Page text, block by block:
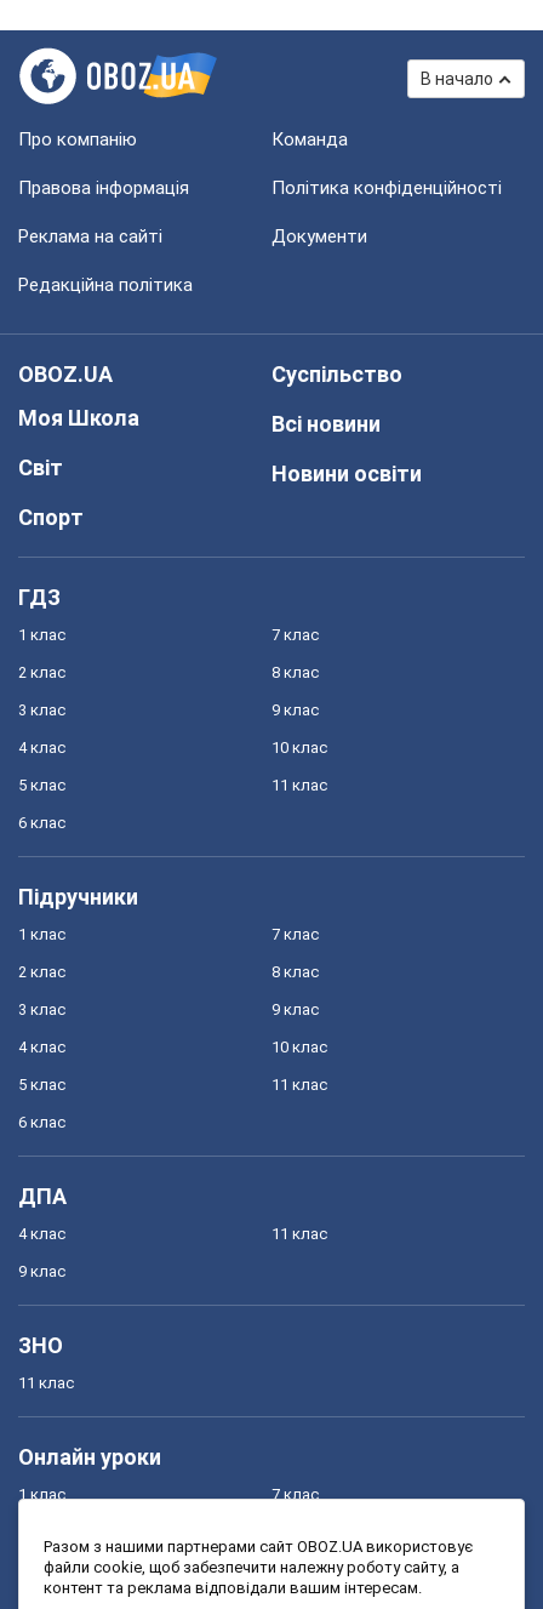
В начало
Про компанію Команда
Правова інформація Політика конфіденційності
Реклама на сайті Документи
Редакційна політика
OBOZ.UA
Моя Школа
Світ
Спорт
Суспільство
Всі новини
Новини освіти
ГДЗ
1 клас
2 клас
3 клас
4 клас
5 клас
6 клас
7 клас
8 клас
9 клас
10 клас
11 клас
Підручники
1 клас
2 клас
3 клас
4 клас
5 клас
6 клас
7 клас
8 клас
9 клас
10 клас
11 клас
ДПА
4 клас
9 клас
11 клас
ЗНО
11 клас
Онлайн уроки
1 клас
3 клас
7 клас
9 клас
Разом з нашими партнерами сайт OBOZ.UA використовує
файли cookie, щоб забезпечити належну роботу сайту, а
контент та реклама відповідали вашим інтересам.